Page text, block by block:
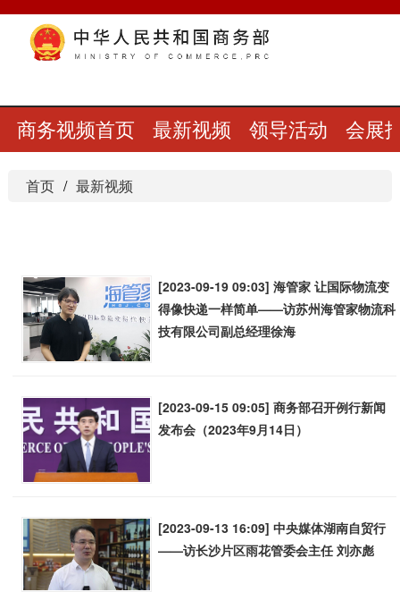
商务视频首页 最新视频 领导活动 会展
首页 最新视频
[2023-09-19 09:03] 海管家 让国际物流变
得像快递一样简单——访苏州海管家物流科
技有限公司副总经理徐海
[2023-09-15 09:05] 商务部召开例行新闻
发布会（2023年9月14日）
[2023-09-13 16:09] 中央媒体湖南自贸行
——访长沙片区雨花管委会主任 刘亦彪